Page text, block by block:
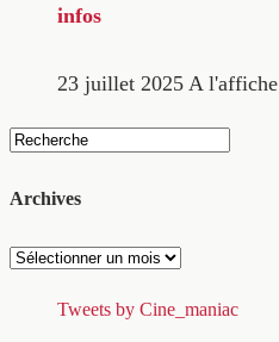
infos
23 juillet 2025 A l'affiche
Archives
Archives
Tweets by Cine_maniac